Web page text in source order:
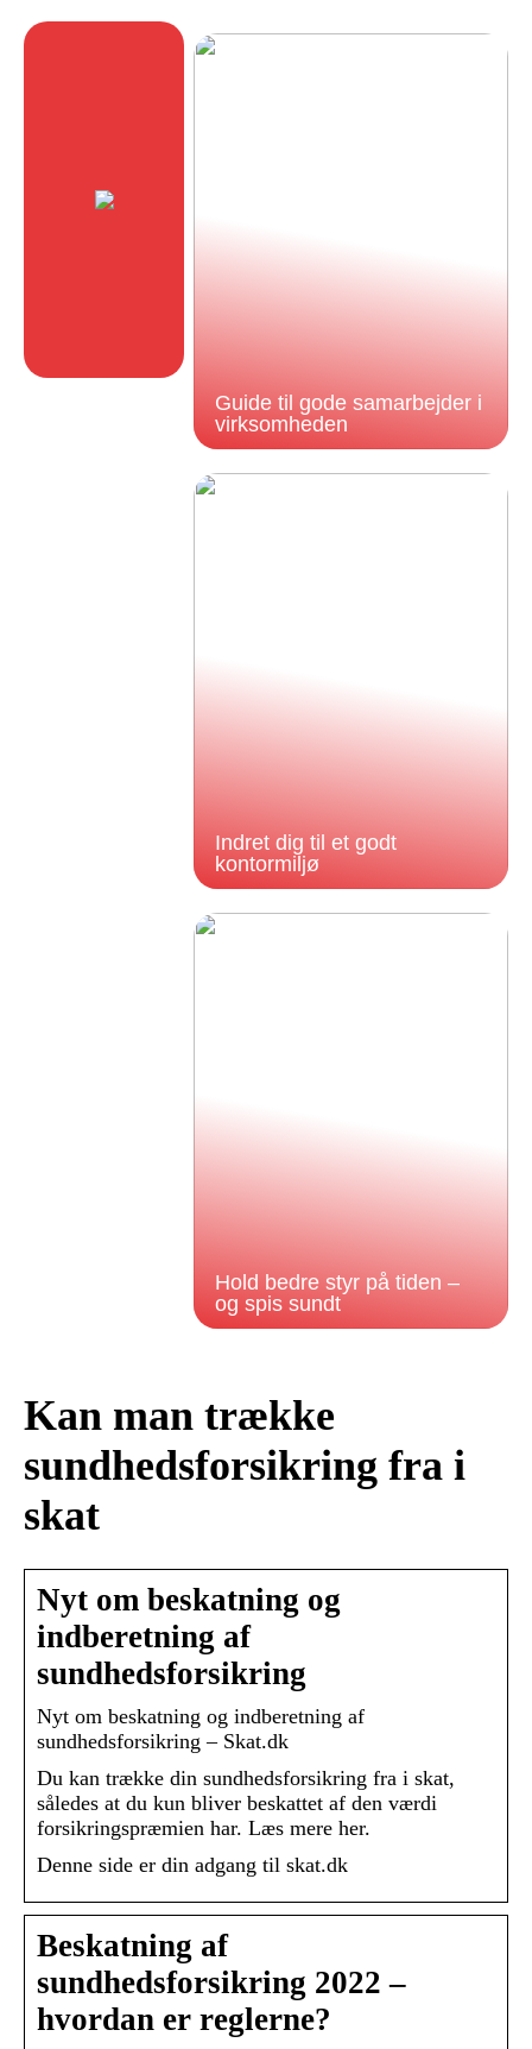
Guide til gode samarbejder i
virksomheden
Indret dig til et godt
kontormiljø
Hold bedre styr på tiden –
og spis sundt
Kan man trække
sundhedsforsikring fra i
skat
Nyt om beskatning og
indberetning af
sundhedsforsikring
Nyt om beskatning og indberetning af
sundhedsforsikring – Skat.dk
Du kan trække din sundhedsforsikring fra i skat,
således at du kun bliver beskattet af den værdi
forsikringspræmien har. Læs mere her.
Denne side er din adgang til skat.dk
Beskatning af
sundhedsforsikring 2022 –
hvordan er reglerne?